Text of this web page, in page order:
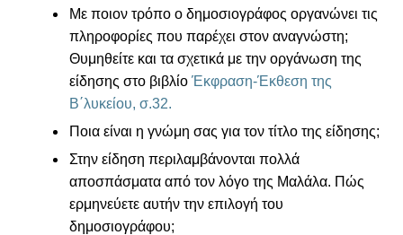
Με ποιον τρόπο ο δημοσιογράφος οργανώνει τις
πληροφορίες που παρέχει στον αναγνώστη;
Θυμηθείτε και τα σχετικά με την οργάνωση της
είδησης στο βιβλίο Έκφραση-Έκθεση της
Β΄λυκείου, σ.32.
Ποια είναι η γνώμη σας για τον τίτλο της είδησης;
Στην είδηση περιλαμβάνονται πολλά
αποσπάσματα από τον λόγο της Μαλάλα. Πώς
ερμηνεύετε αυτήν την επιλογή του
δημοσιογράφου;